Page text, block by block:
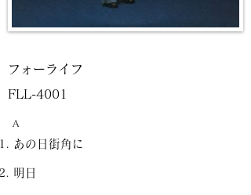
A
あの日街角に
明日
フォーライフ
FLL-4001